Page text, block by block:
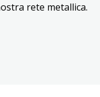
rete metallica.